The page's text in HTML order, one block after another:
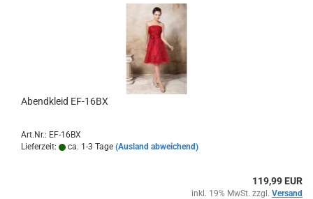
Abendkleid EF-16BX
Art.Nr.: EF-16BX
Lieferzeit:
ca. 1-3 Tage (Ausland abweichend)
119,99 EUR
inkl. 19% MwSt. zzgl. Versand